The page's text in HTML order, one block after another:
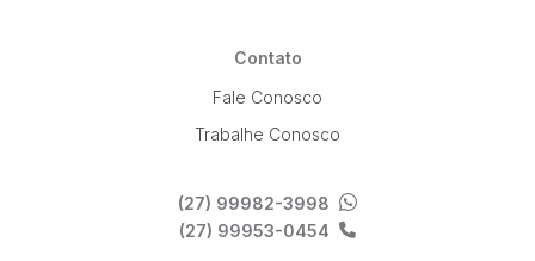
Contato
Fale Conosco
Trabalhe Conosco
(27) 99982-3998
(27) 99953-0454